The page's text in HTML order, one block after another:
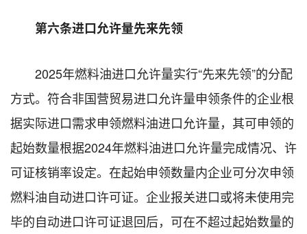
第六条进口允许量先来先领
2025年燃料油进口允许量实行“先来先领”的分配
方式。符合非国营贸易进口允许量申领条件的企业根
据实际进口需求申领燃料油进口允许量，其可申领的
起始数量根据2024年燃料油进口允许量完成情况、许
可证核销率设定。在起始申领数量内企业可分次申领
燃料油自动进口许可证。企业报关进口或将未使用完
毕的自动进口许可证退回后，可在不超过起始数量的